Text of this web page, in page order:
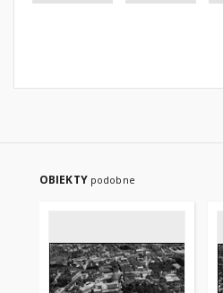
OBIEKTY podobne